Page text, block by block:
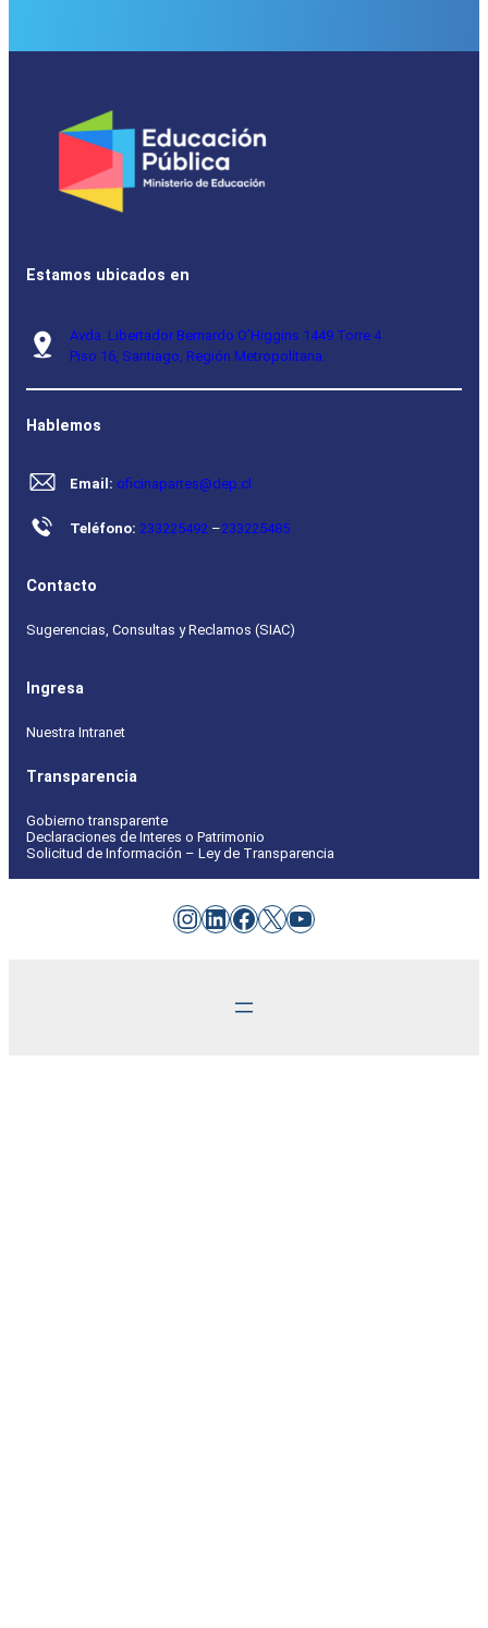
Estamos ubicados en
Avda. Libertador Bernardo O’Higgins 1449 Torre 4
Piso 16, Santiago, Región Metropolitana.
Hablemos
Email: oficinapartes@dep.cl
Teléfono: 233225492 –233225485
Contacto
Sugerencias, Consultas y Reclamos (SIAC)
Ingresa
Nuestra Intranet
Transparencia
Gobierno transparente
Declaraciones de Interes o Patrimonio
Solicitud de Información – Ley de Transparencia
Instagram
LinkedIn
Facebook
X YouTube